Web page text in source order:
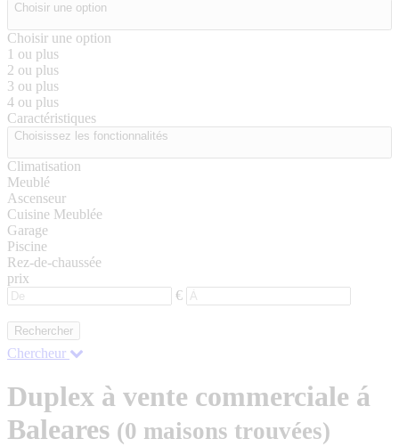
Choisir une option
Choisir une option
1 ou plus
2 ou plus
3 ou plus
4 ou plus
Caractéristiques
Choisissez les fonctionnalités
Climatisation
Meublé
Ascenseur
Cuisine Meublée
Garage
Piscine
Rez-de-chaussée
prix
€
Rechercher
Chercheur
Duplex à vente commerciale á
Baleares (0 maisons trouvées)